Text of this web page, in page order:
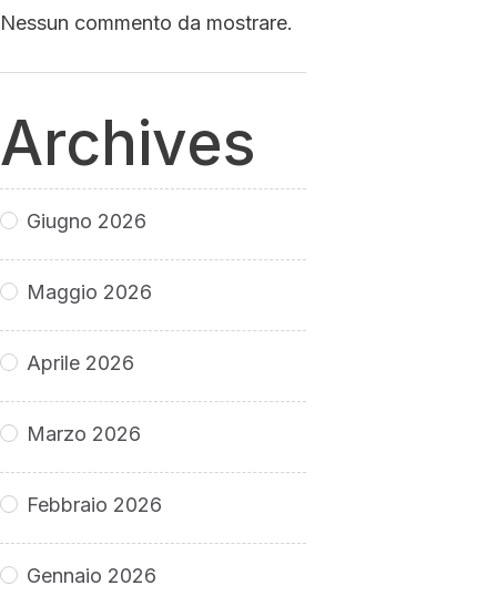
Nessun commento da mostrare.
Archives
Giugno 2026
Maggio 2026
Aprile 2026
Marzo 2026
Febbraio 2026
Gennaio 2026